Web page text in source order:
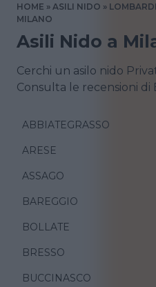
HOME ASILI NIDO
MILANO
Asili Nido a
Cerchi un asilo nido
Consulta le recensioni di
ABBIATEGRASSO
ARESE
ASSAGO
BAREGGIO
BOLLATE
BRESSO
BUCCINASCO